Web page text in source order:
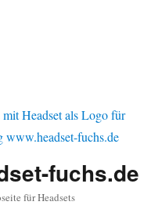
fuchs.de
für Headsets